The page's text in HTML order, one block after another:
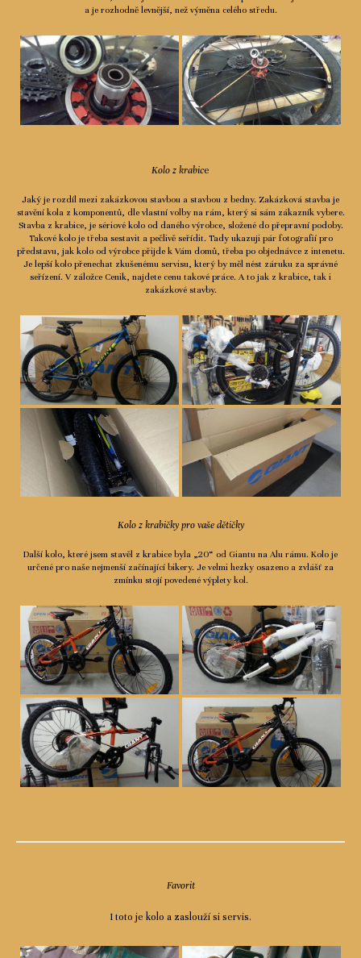
a je rozhodně levnější, než výměna celého středu.
Kolo z krabice
Jaký je rozdíl mezi zakázkovou stavbou a stavbou z bedny. Zakázková stavba je
stavění kola z komponentů, dle vlastní volby na rám, který si sám zákazník vybere.
Stavba z krabice, je sériové kolo od daného výrobce, složené do přepravní podoby.
Takové kolo je třeba sestavit a pečlivě seřídit. Tady ukazuji pár fotografií pro
představu, jak kolo od výrobce přijde k Vám domů, třeba po objednávce z intenetu.
Je lepší kolo přenechat zkušenému servisu, který by měl nést záruku za správné
seřízení. V záložce Cenik, najdete cenu takové práce. A to jak z krabice, tak i
zakázkové stavby.
Kolo z krabičky pro vaše dětičky
Další kolo, které jsem stavěl z krabice byla „20“ od Giantu na Alu rámu. Kolo je
určené pro naše nejmenší začínající bikery. Je velmi hezky osazeno a zvlášť za
zmínku stojí povedené výplety kol.
Favorit
I toto je kolo a zaslouží si servis.